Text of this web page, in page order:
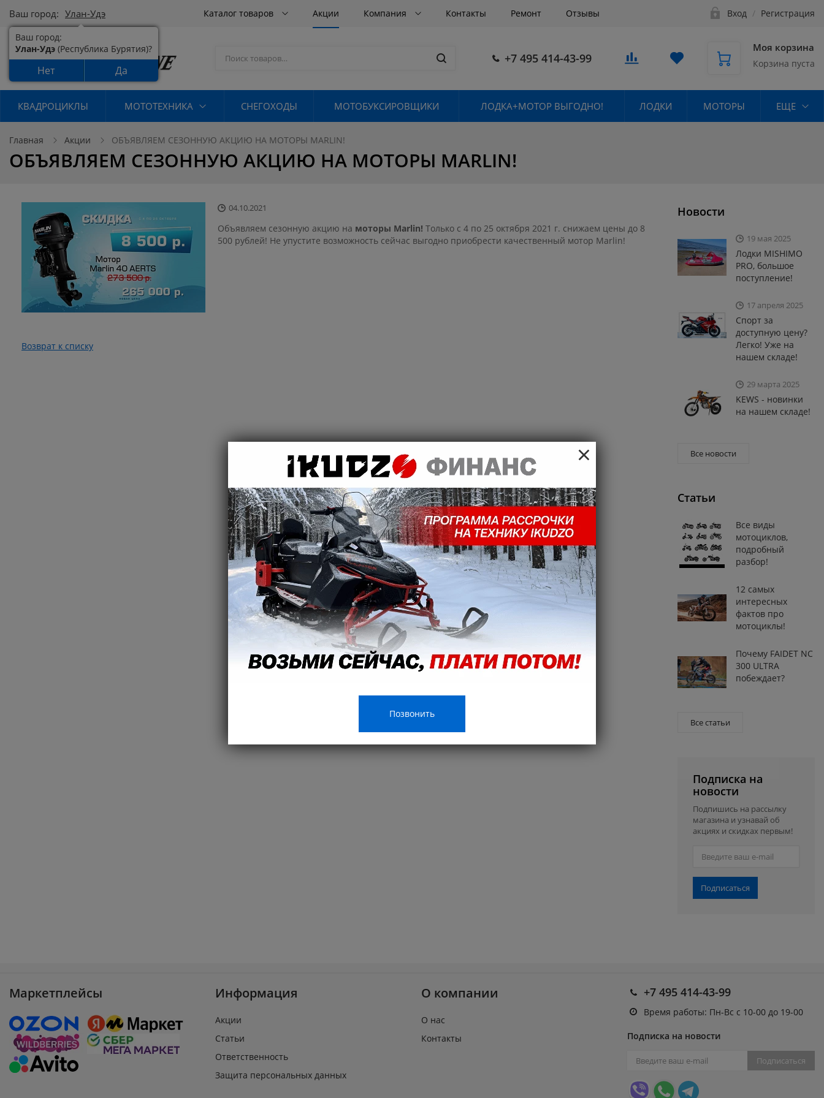
Ваш город: Улан-Удэ
Ваш город:
Улан-Удэ (Республика Бурятия)?
Нет Да
Каталог товаров Акции Компания Контакты Ремонт Отзывы Вход / Регистрация
+7 495 414-43-99
Моя корзина
Корзина пуста
КВАДРОЦИКЛЫ МОТОТЕХНИКА СНЕГОХОДЫ МОТОБУКСИРОВЩИКИ ЛОДКА+МОТОР ВЫГОДНО! ЛОДКИ МОТОРЫ ЕЩЕ
Главная Акции ОБЪЯВЛЯЕМ СЕЗОННУЮ АКЦИЮ НА МОТОРЫ MARLIN!
ОБЪЯВЛЯЕМ СЕЗОННУЮ АКЦИЮ НА МОТОРЫ MARLIN!
04.10.2021
Объявляем сезонную акцию на моторы Marlin! Только с 4 по 25 октября 2021 г. снижаем цены до 8
500 рублей! Не упустите возможность сейчас выгодно приобрести качественный мотор Marlin!
Возврат к списку
Новости
19 мая 2025
Лодки MISHIMO
PRO, большое
поступление!
17 апреля 2025
Спорт за
доступную цену?
Легко! Уже на
нашем складе!
29 марта 2025
KEWS - новинки
на нашем складе!
Все новости
Статьи
Все виды
мотоциклов,
подробный
разбор!
12 самых
интересных
фактов про
мотоциклы!
Почему FAIDET NC
300 ULTRA
побеждает?
Все статьи
Подписка на
новости
Подпишись на рассылку
магазина и узнавай об
акциях и скидках первым!
Подписаться
Маркетплейсы Информация
Акции
Статьи
Ответственность
Защита персональных данных
О компании
О нас
Контакты
+7 495 414-43-99
Время работы: Пн-Вс с 10-00 до 19-00
Подписка на новости
Подписаться
×
Позвонить